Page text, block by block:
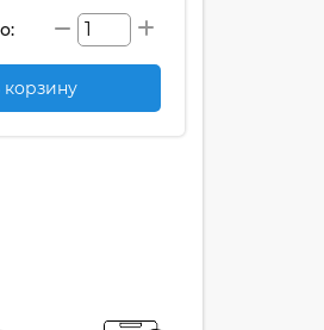
корзину